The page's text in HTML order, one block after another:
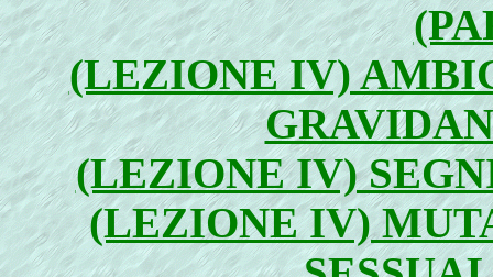
(LEZIONE IV)
(LEZIONE IV)
(LEZIONE IV)